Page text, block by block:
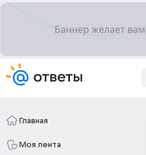
Главная
Моя лента